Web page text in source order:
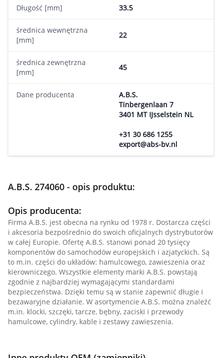
Długość [mm] 33.5
średnica wewnętrzna
[mm]
22
średnica zewnętrzna
[mm]
45
Dane producenta
A.B.S.
Tinbergenlaan 7
3401 MT IJsselstein NL
+31 30 686 1255
export@abs-bv.nl
A.B.S. 274060 - opis produktu:
Opis producenta:
Firma A.B.S. jest obecna na rynku od 1978 r. Dostarcza części
i akcesoria bezpośrednio do swoich oficjalnych dystrybutorów
w całej Europie. Ofertę A.B.S. stanowi ponad 20 tysięcy
komponentów do samochodów europejskich i azjatyckich. Są
to m.in. części do układów: hamulcowego, zawieszenia oraz
kierowniczego. Wszystkie elementy marki A.B.S. powstają
zgodnie z najbardziej wymagającymi standardami
bezpieczeństwa. Dzięki temu są w stanie zapewnić długie i
bezawaryjne działanie. W asortymencie A.B.S. można znaleźć
m.in. klocki, szczęki, tarcze, bębny, zaciski i przewody
hamulcowe, cylindry, kable i zestawy zawieszenia.